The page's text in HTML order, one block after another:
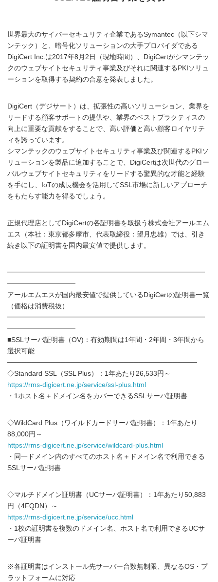
世界最大のサイバーセキュリティ企業であるSymantec（以下シマ
ンテック）と、暗号化ソリューションの大手プロバイダである
DigiCert Inc.は2017年8月2日（現地時間）、DigiCertがシマンテッ
クのウェブサイトセキュリティ事業及びそれに関連するPKIソリュ
ーションを取得する契約の合意を発表しました。
DigiCert（デジサート）は、拡張性の高いソリューション、業界を
リードする顧客サポートの提供や、業界のベストプラクティスの
向上に重要な貢献をすることで、高い評価と高い顧客ロイヤリテ
ィを誇っています。
シマンテックのウェブサイトセキュリティ事業及び関連するPKIソ
リューションを製品に追加することで、DigiCertは次世代のグロー
バルウェブサイトセキュリティをリードする驚異的な才能と経験
を手にし、IoTの成長機会を活用してSSL市場に新しいアプローチ
をもたらす能力を得るでしょう。
正規代理店としてDigiCertの各証明書を取扱う株式会社アールエム
エス（本社：東京都多摩市、代表取締役：望月忠雄）では、引き
続き以下の証明書を国内最安値で提供します。
━━━━━━━━━━━━━━━━━━━━━━━━━━━━━
━━━━━━━━━━
アールエムエスが国内最安値で提供しているDigiCertの証明書一覧
（価格は消費税抜）
━━━━━━━━━━━━━━━━━━━━━━━━━━━━━
━━━━━━━━━━
■SSLサーバ証明書（OV)：有効期間は1年間・2年間・3年間から
選択可能
───────────────────────────────────────
◇Standard SSL（SSL Plus）：1年あたり26,533円～
https://rms-digicert.ne.jp/service/ssl-plus.html
・1ホスト名＋ドメイン名をカバーできるSSLサーバ証明書
◇WildCard Plus（ワイルドカードサーバ証明書）：1年あたり
88,000円～
https://rms-digicert.ne.jp/service/wildcard-plus.html
・同一ドメイン内のすべてのホスト名＋ドメイン名で利用できる
SSLサーバ証明書
◇マルチドメイン証明書（UCサーバ証明書）：1年あたり50,883
円（4FQDN）～
https://rms-digicert.ne.jp/service/ucc.html
・1枚の証明書を複数のドメイン名、ホスト名で利用できるUCサ
ーバ証明書
※各証明書はインストール先サーバー台数無制限、異なるOS・プ
ラットフォームに対応